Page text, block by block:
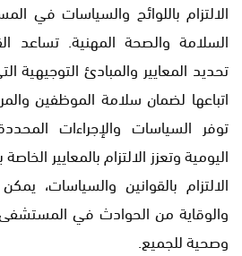
الالتزام باللوائح والسياسات في
السلامة والصحة المهنية. تساعد
تحديد المعايير والمبادئ
اتباعها لضمان سلامة الموظفين
توفر السياسات والإجراءات
اليومية وتعزز الالتزام بالمعايير
الالتزام بالقوانين والسياسات،
والوقاية من الحوادث في
وصحية للجميع.